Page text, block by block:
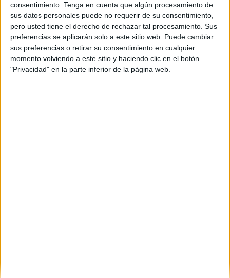
consentimiento. Tenga en cuenta que algún procesamiento de
sus datos personales puede no requerir de su consentimiento,
pero usted tiene el derecho de rechazar tal procesamiento. Sus
preferencias se aplicarán solo a este sitio web. Puede cambiar
sus preferencias o retirar su consentimiento en cualquier
momento volviendo a este sitio y haciendo clic en el botón
"Privacidad" en la parte inferior de la página web.
Marlaska contra las cuerdas tras dejar en
evidencia al CNI e Información
HACE 1 HORA
El delegado del Gobierno denuncia
amenazas en redes sociales en plena